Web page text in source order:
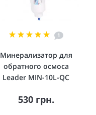
1
Минерализатор для
обратного осмоса
Leader MIN-10L-QC
530 грн.